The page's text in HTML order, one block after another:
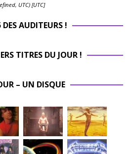
UTC) [UTC]
AUDITEURS !
TITRES DU JOUR !
– UN DISQUE